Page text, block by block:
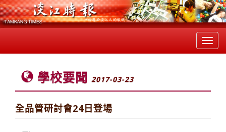
學校要聞 2017-03-23
全品管研討會24日登場